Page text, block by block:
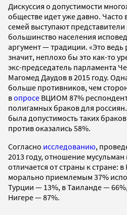
Дискуссия о допустимости
обществе идет уже давно.
семей выступают
большинство населения
аргумент — традиции. «Это ведь
значит, неплохо бы это как-то
экс-председатель парламента
Магомед Даудов в 2015 году.
больше противников, чем
вопросе ВЦИОМ 87%
полигамных браков для
была допустимость таких
против оказались 58%.
Согласно исследованию,
2013 году, отношение
отличается от страны к стране:
морально приемлемым 37%
Турции — 13%, в Таиланде —
Нигере — 87%.